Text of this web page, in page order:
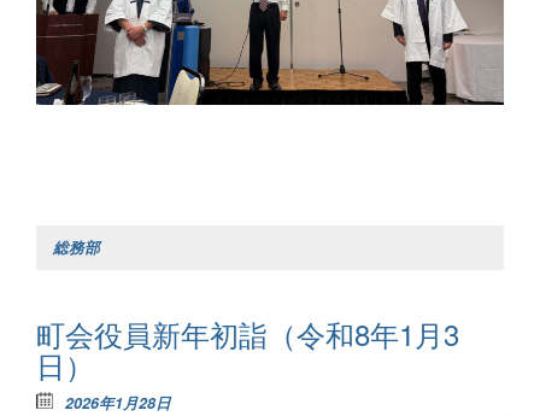
総務部
町会役員新年初詣（令和8年1月3
日）
2026年1月28日